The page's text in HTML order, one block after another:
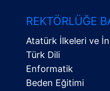
Menü
REKTÖRLÜĞE
Atatürk İlkeleri ve
Türk Dili
Enformatik
Beden Eğitimi